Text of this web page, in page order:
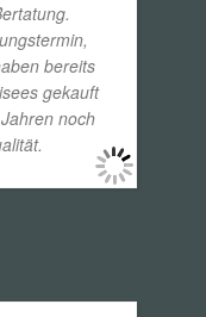
bereits
gekauft
noch